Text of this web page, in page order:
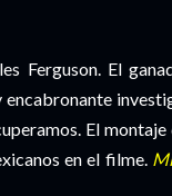
Ferguson. El
El
en el filme.